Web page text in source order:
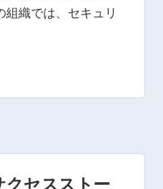
組織では、セキュリ
セスストー